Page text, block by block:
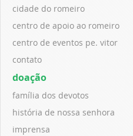
cidade do romeiro
centro de apoio ao romeiro
centro de eventos pe. vitor
contato
doação
família dos devotos
história de nossa senhora
imprensa